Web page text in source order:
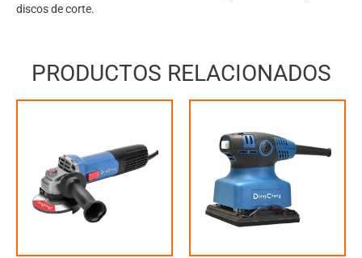
discos de corte.
PRODUCTOS RELACIONADOS